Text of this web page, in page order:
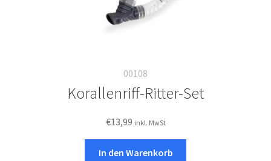
00108
Korallenriff-Ritter-Set
€13,99 inkl. MwSt
In den Warenkorb